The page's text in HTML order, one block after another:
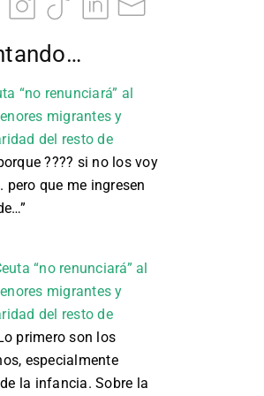
“no renunciará” al
migrantes y
del resto de
???? si no los voy
que me ingresen
”
“no renunciará” al
migrantes y
del resto de
primero son los
especialmente
la infancia. Sobre la